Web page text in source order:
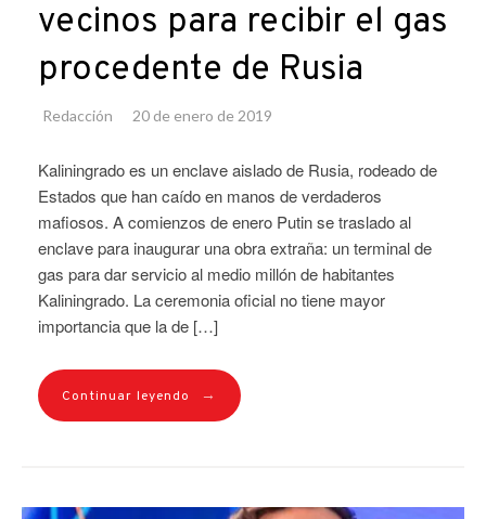
vecinos para recibir el gas
procedente de Rusia
Redacción 20 de enero de 2019
Kaliningrado es un enclave aislado de Rusia, rodeado de
Estados que han caído en manos de verdaderos
mafiosos. A comienzos de enero Putin se traslado al
enclave para inaugurar una obra extraña: un terminal de
gas para dar servicio al medio millón de habitantes
Kaliningrado. La ceremonia oficial no tiene mayor
importancia que la de […]
Continuar leyendo →